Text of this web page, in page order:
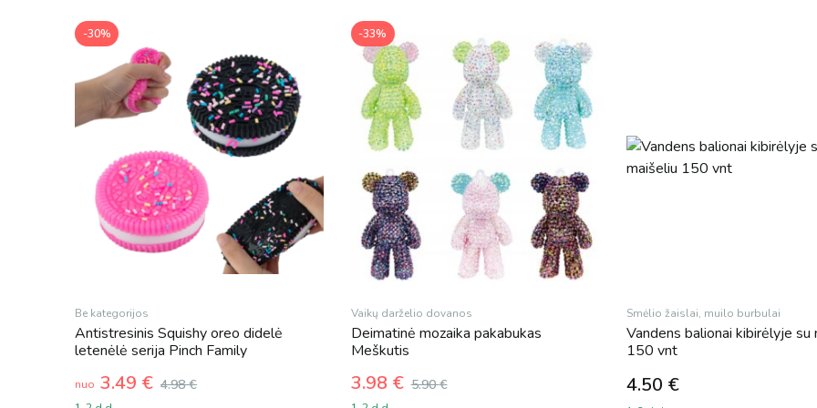
-30%
Be kategorijos
Antistresinis Squishy oreo didelė
letenėlė serija Pinch Family
nuo 4.98€
3.49 €
-33%
Vaikų darželio dovanos
Deimatinė mozaika pakabukas
Meškutis
5.90€
Original
3.98 €
Current
Smėlio žaislai, muilo burbulai
Vandens balionai kibirėlyje su
150 vnt
4.50 €